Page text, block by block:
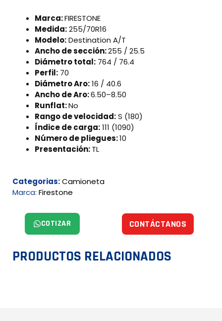
Marca:FIRESTONE
Medida:255/70R16
Modelo:Destination A/T
Ancho de sección:255 / 25.5
Diámetro total: 764 / 76.4
Perfil: 70
Diámetro Aro:16 / 40.6
Ancho de Aro:6.50–8.50
Runflat:No
Rango de velocidad:S (180)
Índice de carga:111 (1090)
Número de pliegues:10
Presentación:TL
Categorias:Camioneta
Marca: Firestone
COTIZAR CONTÁCTANOS
PRODUCTOS RELACIONADOS